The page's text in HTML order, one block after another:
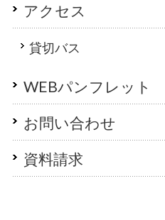
アクセス
貸切バス
WEBパンフレット
お問い合わせ
資料請求